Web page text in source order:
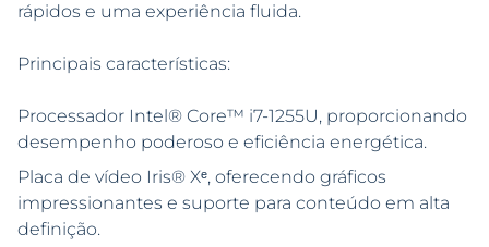
rápidos e uma experiência fluida.
Principais características:
Processador Intel® Core™ i7-1255U, proporcionando
desempenho poderoso e eficiência energética.
Placa de vídeo Iris® Xᵉ, oferecendo gráficos
impressionantes e suporte para conteúdo em alta
definição.